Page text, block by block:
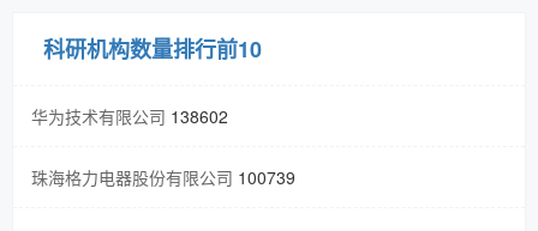
科研机构数量排行前10
华为技术有限公司 138602
珠海格力电器股份有限公司 100739